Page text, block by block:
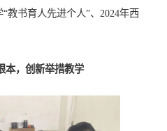
教书育人先进个人”、2024年西
本，创新举措教学